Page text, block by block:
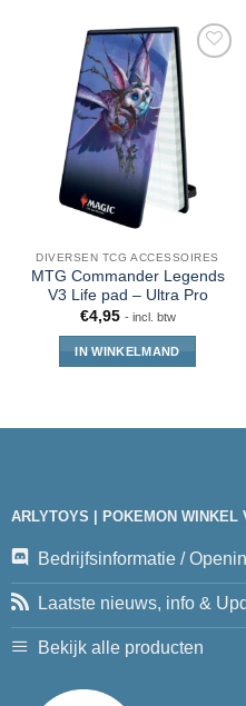
DIVERSEN TCG ACCESSOIRES
MTG Commander Legends
V3 Life pad – Ultra Pro
€4,95 - incl. btw
IN WINKELMAND
ARLYTOYS | POKEMON WINKEL
Bedrijfsinformatie /
Laatste nieuws, info &
Bekijk alle producten